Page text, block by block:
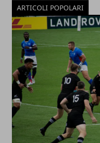
ARTICOLI POPOLARI